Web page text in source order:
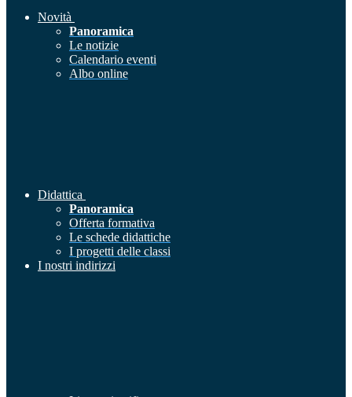
Novità
Panoramica
Le notizie
Calendario eventi
Albo online
Didattica
Panoramica
Offerta formativa
Le schede didattiche
I progetti delle classi
I nostri indirizzi